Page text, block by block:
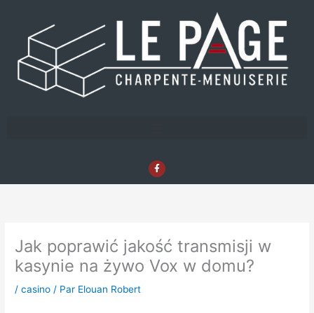
contenu
F
a
c
Jak poprawić jakość transmisji w
kasynie na żywo Vox w domu?
/casino / Par Elouan Robert